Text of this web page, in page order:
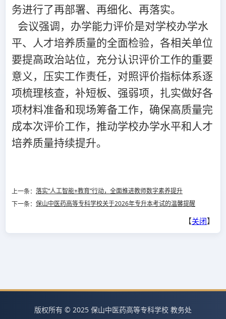
务进行了再部署、再细化、再落实。
会议强调， 办学能力评价是对学校办学水
平、人才培养质量的全面检验，各相关单位
要提高政治站位，充分认识评价工作的重要
意义，压实工作责任，对照评价指标体系逐
项梳理核查，补短板、强弱项，扎实做好各
项材料准备和现场筹备工作，确保高质量完
成本次评价工作，推动学校办学水平和人才
培养质量持续提升。
上一条： 落实“人工智能+教育”行动，全面推进教师数字素养提升
下一条： 保山中医药高等专科学校关于2026年专升本考试的温馨提醒
【关闭】
版权所有 © 2025 保山中医药高等专科学校 教务处